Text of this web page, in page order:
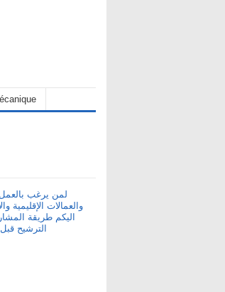
لمن يرغب
والعمالات الإقليمية
اليكم طريقة
الترشيح قبل 22 غشت 2026